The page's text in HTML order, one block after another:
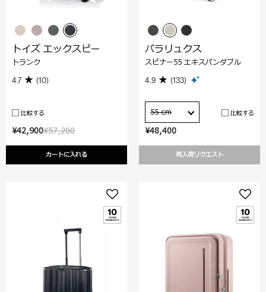
¥57,200
¥42,900
カートに入れる
トイズ エックスピー
トランク
4.7 (10)
比較する
¥48,400
再入荷リクエスト
パラリュクス
スピナー55 エキスパンダブル
4.9 (133)
55 cm 比較する